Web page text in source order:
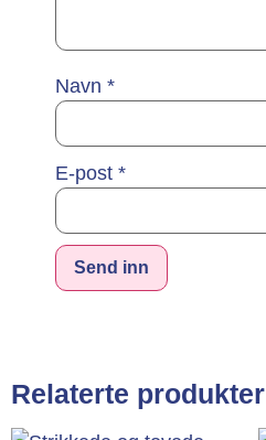
Navn *
E-post *
Relaterte produkter